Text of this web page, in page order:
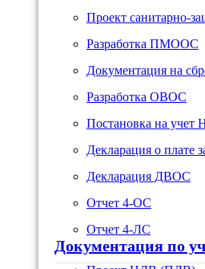
Проект санитарно-
Разработка ПМООС
Документация на
Разработка ОВОС
Постановка на
Декларация о плате
Декларация ДВОС
Отчет 4-ОС
Отчет 4-ЛС
Документация по